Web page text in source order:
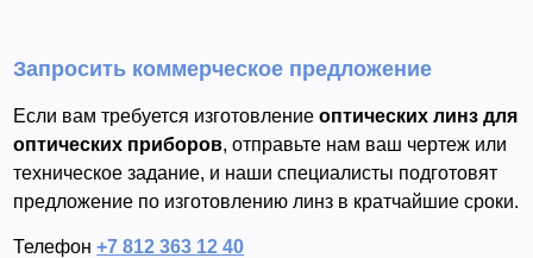
Запросить коммерческое предложение
Если вам требуется изготовлениеоптических линз для
оптических приборов, отправьте нам ваш чертеж или
техническое задание, и наши специалисты подготовят
предложение по изготовлению линз в кратчайшие сроки.
Телефон+7 812 363 12 40